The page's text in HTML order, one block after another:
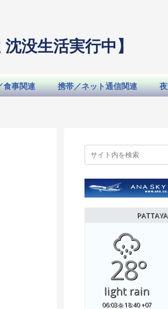
没生活実行中】
食事関連 携帯／ネット通信関連
28°
light rain
06:03 18:40 +07